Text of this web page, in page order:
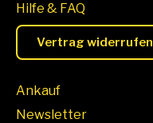
Hilfe & FAQ
Vertrag widerrufen
Ankauf
Newsletter